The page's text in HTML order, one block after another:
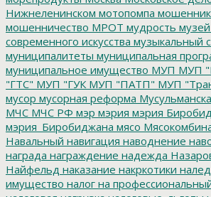
Нижнеленинском мотопомпа мошенник
мошенничество МРОТ мудрость музей
современного искусства музыкальный
муниципалитеты муниципальная
муниципальное имущество МУП МУП
"ГТС" МУП "ГУК МУП "ПАТП" МУП
мусор мусорная реформа
МЧС МЧС РФ мэр мэрия мэрия
мэрия_Биробиджана мясо
Навальный навигация наводнение
награда награждение надежда
Найфельд наказание накркотики
имущество налог на